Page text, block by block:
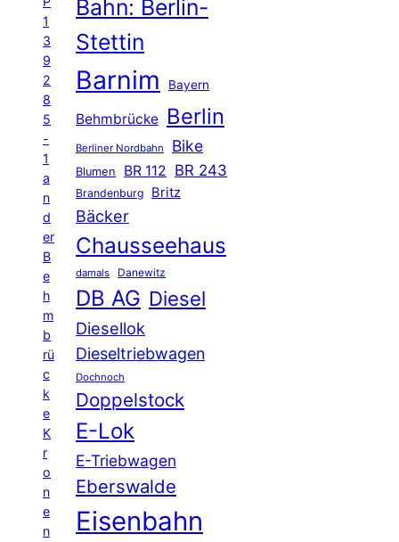
1
3
9
2
8
5
-
1
a
n
d
er
B
e
h
m
b
rü
c
k
e
K
r
o
n
e
n
Bahn: Berlin-
Stettin
Barnim Bayern
Behmbrücke Berlin
Berliner Nordbahn Bike
Blumen BR 112 BR 243
Brandenburg Britz
Bäcker
Chausseehaus
damals Danewitz
DB AG Diesel
Diesellok
Dieseltriebwagen
Dochnoch
Doppelstock
E-Lok
E-Triebwagen
Eberswalde
Eisenbahn